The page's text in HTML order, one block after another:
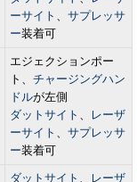
ーサイト 、 サプレッサ
ー装着可
エジェクションポー
ト、 チャージングハン
ドルが左側
ダットサイト 、
レーザ
ーサイト 、 サプレッサ
ー装着可
ダットサイト 、
レーザ